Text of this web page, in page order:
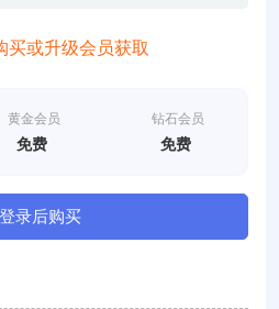
买或升级会员获取
黄金会员
免费
钻石会员
免费
登录后购买